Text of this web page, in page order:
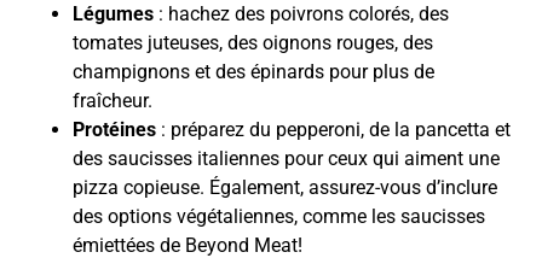
Légumes : hachez des poivrons colorés, des
tomates juteuses, des oignons rouges, des
champignons et des épinards pour plus de
fraîcheur.
Protéines : préparez du pepperoni, de la pancetta et
des saucisses italiennes pour ceux qui aiment une
pizza copieuse. Également, assurez-vous d’inclure
des options végétaliennes, comme les saucisses
émiettées de Beyond Meat!